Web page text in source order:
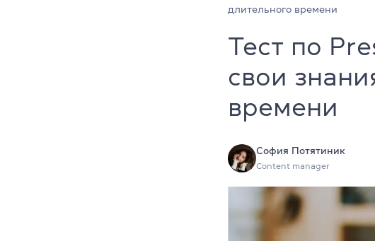
длительного времени
Тест по
свои
времени
София Потятиник
Content manager